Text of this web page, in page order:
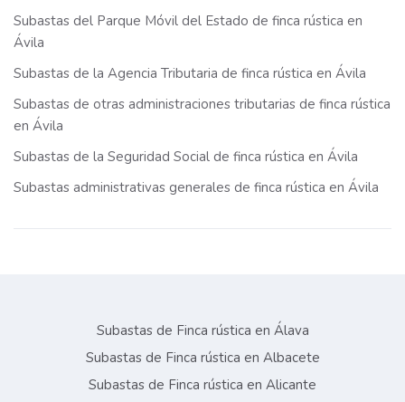
Subastas del Parque Móvil del Estado de finca rústica en
Ávila
Subastas de la Agencia Tributaria de finca rústica en Ávila
Subastas de otras administraciones tributarias de finca rústica
en Ávila
Subastas de la Seguridad Social de finca rústica en Ávila
Subastas administrativas generales de finca rústica en Ávila
Subastas de Finca rústica en Álava
Subastas de Finca rústica en Albacete
Subastas de Finca rústica en Alicante